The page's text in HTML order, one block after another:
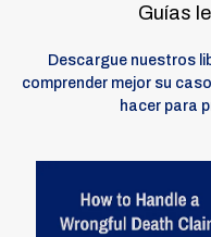
Guías
Descargue nuestros
comprender mejor su
hacer para